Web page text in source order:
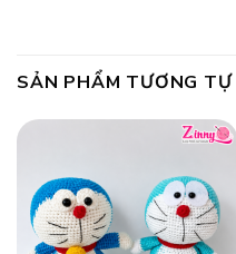
SẢN PHẨM TƯƠNG TỰ